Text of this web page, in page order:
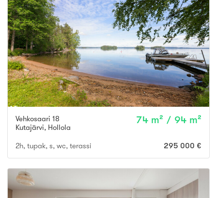
Vehkosaari 18
Kutajärvi, Hollola
74 m² / 94 m²
2h, tupak, s, wc, terassi 295 000 €